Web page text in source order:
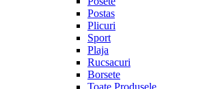
Postas
Plicuri
Sport
Plaja
Rucsacuri
Borsete
Toate Produsele